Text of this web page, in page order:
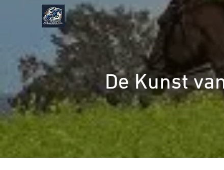
De Kunst